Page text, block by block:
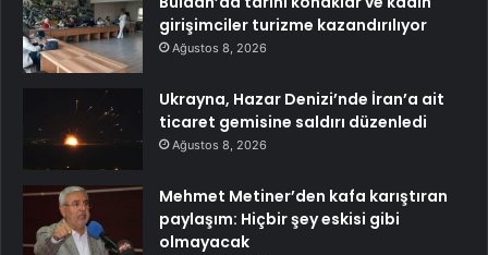
girişimciler turizme kazandırılıyor
Ağustos 8, 2026
Ukrayna, Hazar Denizi’nde İran’a ait
ticaret gemisine saldırı düzenledi
Ağustos 8, 2026
Mehmet Metiner’den kafa karıştıran
paylaşım: Hiçbir şey eskisi gibi
olmayacak